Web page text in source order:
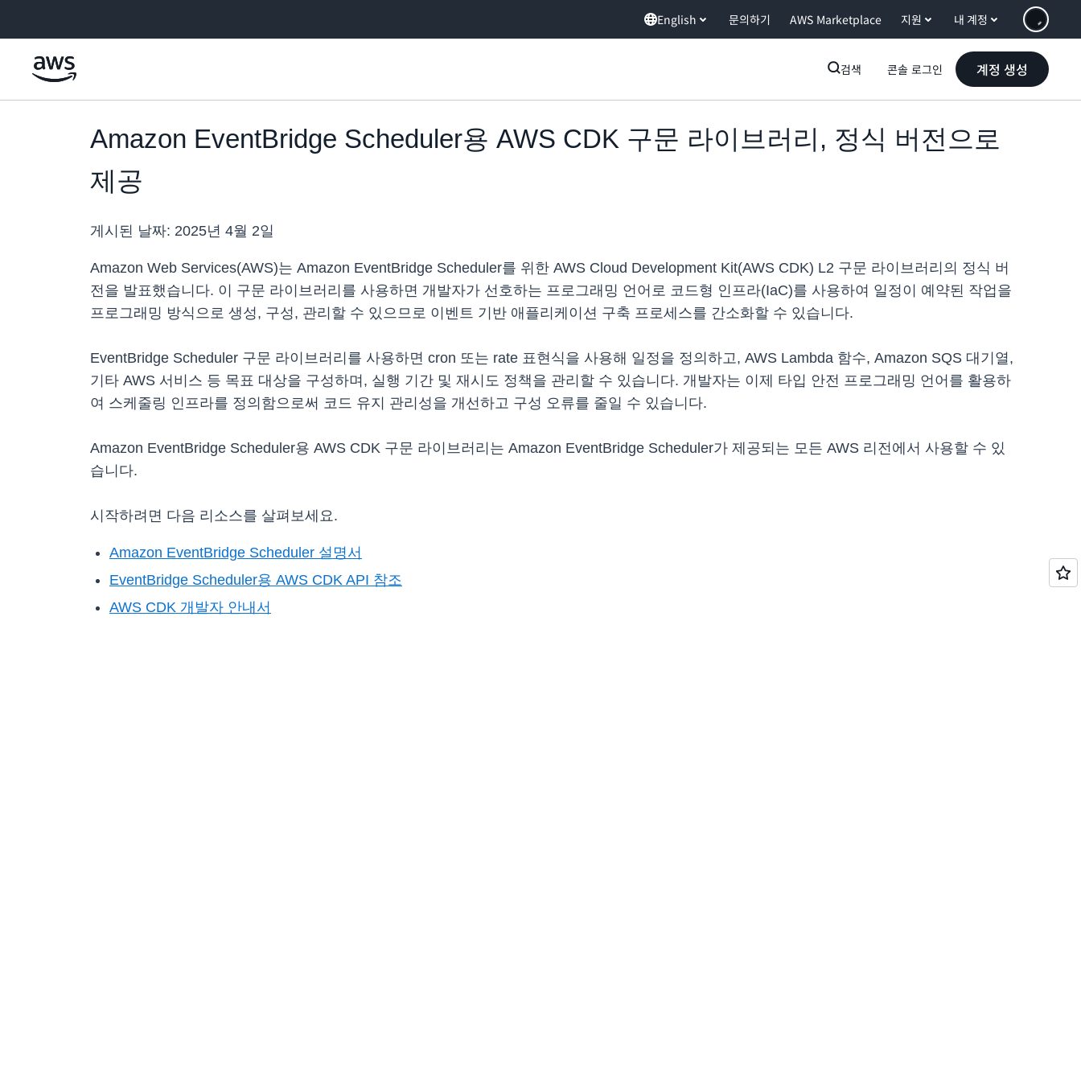
English 문의하기 AWS Marketplace 지원 내 계정
검색 콘솔 로그인 계정 생성
Amazon EventBridge Scheduler용 AWS CDK 구문 라이브러리, 정식 버전으로
제공
게시된 날짜: 2025년 4월 2일
Amazon Web Services(AWS)는 Amazon EventBridge Scheduler를 위한 AWS Cloud Development Kit(AWS CDK) L2 구문 라이브러리의 정식 버
전을 발표했습니다. 이 구문 라이브러리를 사용하면 개발자가 선호하는 프로그래밍 언어로 코드형 인프라(IaC)를 사용하여 일정이 예약된 작업을
프로그래밍 방식으로 생성, 구성, 관리할 수 있으므로 이벤트 기반 애플리케이션 구축 프로세스를 간소화할 수 있습니다.
EventBridge Scheduler 구문 라이브러리를 사용하면 cron 또는 rate 표현식을 사용해 일정을 정의하고, AWS Lambda 함수, Amazon SQS 대기열,
기타 AWS 서비스 등 목표 대상을 구성하며, 실행 기간 및 재시도 정책을 관리할 수 있습니다. 개발자는 이제 타입 안전 프로그래밍 언어를 활용하
여 스케줄링 인프라를 정의함으로써 코드 유지 관리성을 개선하고 구성 오류를 줄일 수 있습니다.
Amazon EventBridge Scheduler용 AWS CDK 구문 라이브러리는 Amazon EventBridge Scheduler가 제공되는 모든 AWS 리전에서 사용할 수 있
습니다.
시작하려면 다음 리소스를 살펴보세요.
Amazon EventBridge Scheduler 설명서
EventBridge Scheduler용 AWS CDK API 참조
AWS CDK 개발자 안내서